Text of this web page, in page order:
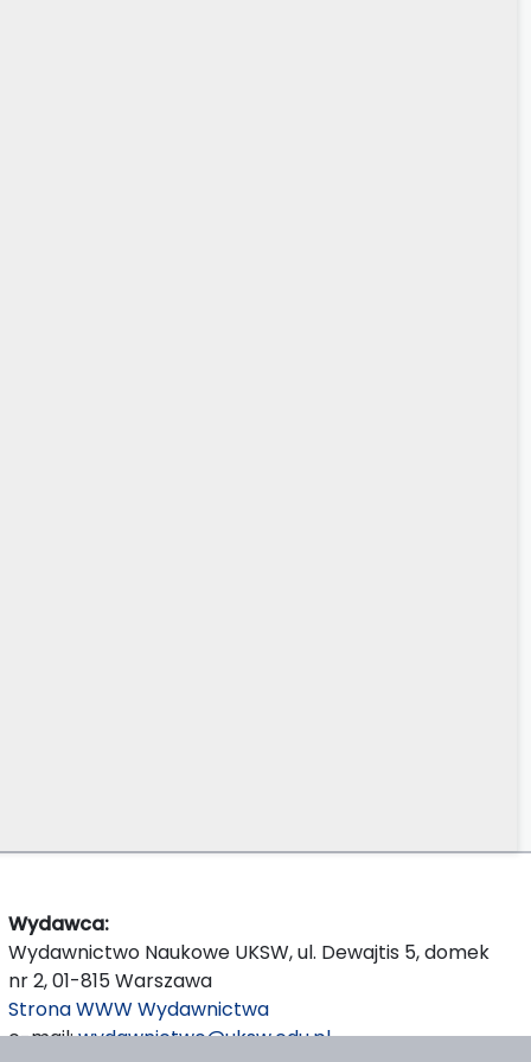
Wydawca:
Wydawnictwo Naukowe UKSW, ul. Dewajtis 5, domek
nr 2, 01-815 Warszawa
Strona WWW Wydawnictwa
e-mail:wydawnictwo@uksw.edu.pl